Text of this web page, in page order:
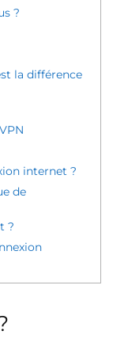
?
la différence
internet ?
de
?